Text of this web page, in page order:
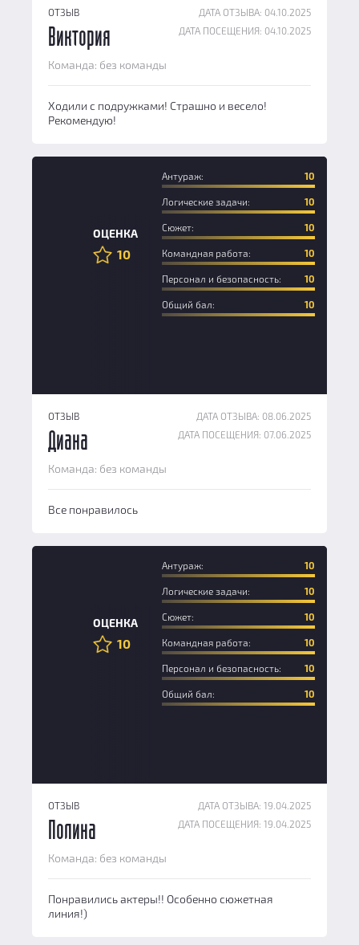
ОТЗЫВ
ДАТА ОТЗЫВА: 04.10.2025
ДАТА ПОСЕЩЕНИЯ: 04.10.2025
Виктория
Команда: без команды
Ходили с подружками! Страшно и весело!
Рекомендую!
ОЦЕНКА
10
Антураж: 10
Логические задачи: 10
Сюжет: 10
Командная работа: 10
Персонал и безопасность: 10
Общий бал: 10
ОТЗЫВ
ДАТА ОТЗЫВА: 08.06.2025
ДАТА ПОСЕЩЕНИЯ: 07.06.2025
Диана
Команда: без команды
Все понравилось
ОЦЕНКА
10
Антураж: 10
Логические задачи: 10
Сюжет: 10
Командная работа: 10
Персонал и безопасность: 10
Общий бал: 10
ОТЗЫВ
ДАТА ОТЗЫВА: 19.04.2025
ДАТА ПОСЕЩЕНИЯ: 19.04.2025
Полина
Команда: без команды
Понравились актеры!! Особенно сюжетная
линия!)